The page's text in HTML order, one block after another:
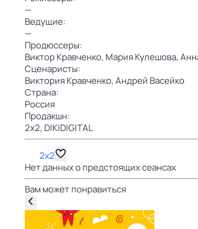
—
Ведущие:
—
Продюссеры:
Виктор Кравченко, Мария Кулешова,
Сценаристы:
Виктория Кравченко,Андрей Васейко
Страна:
Россия
Продакшн:
2х2, DIKIDIGITAL
2x2
Нет данных о предстоящих сеансах
Вам может понравиться